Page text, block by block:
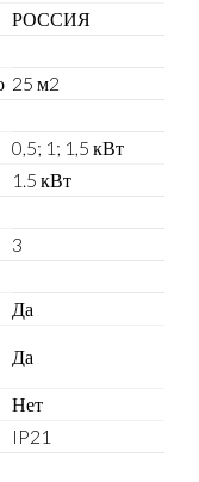
РОССИЯ
25 м2
0,5; 1; 1,5 кВт
1.5 кВт
3
Да
Да
Нет
IP21